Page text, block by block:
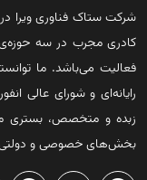
کادری مجرب در سه حوزه‌ی
فعالیت می‌باشد. ما
رایانه‌ای و شورای عالی
زبده و متخصص، بستری
بخش‌های خصوصی و دولتی